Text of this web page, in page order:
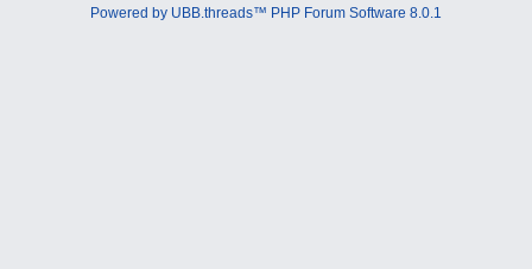
Powered by UBB.threads™ PHP Forum Software 8.0.1